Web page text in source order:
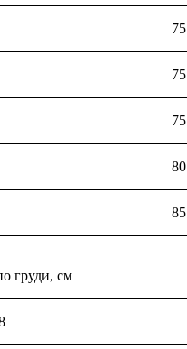
75
75
75
80
85
груди, см